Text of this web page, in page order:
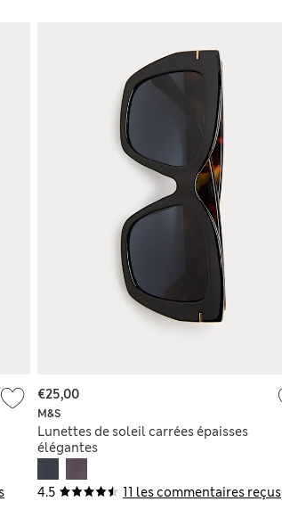
4.5 11 les commentaires reçus
M&S
Lunettes de soleil carrées épaisses
élégantes
€25,00